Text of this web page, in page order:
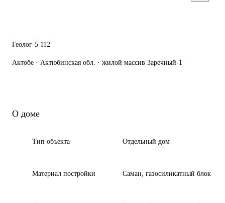
Геолог-5 112
Актобе · Актюбинская обл. · жилой массив Заречный-1
О доме
Тип объекта Отдельный дом
Материал постройки Саман, газосиликатный блок